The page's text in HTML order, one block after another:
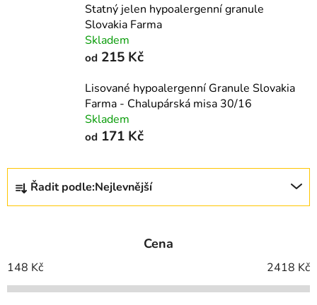
Statný jelen hypoalergenní granule
Slovakia Farma
Skladem
od 215 Kč
Lisované hypoalergenní Granule Slovakia
Farma - Chalupárská misa 30/16
Skladem
od 171 Kč
Ř
z
í
p
Řadit podle:Nejlevnější
Cena
148 Kč 2418 Kč